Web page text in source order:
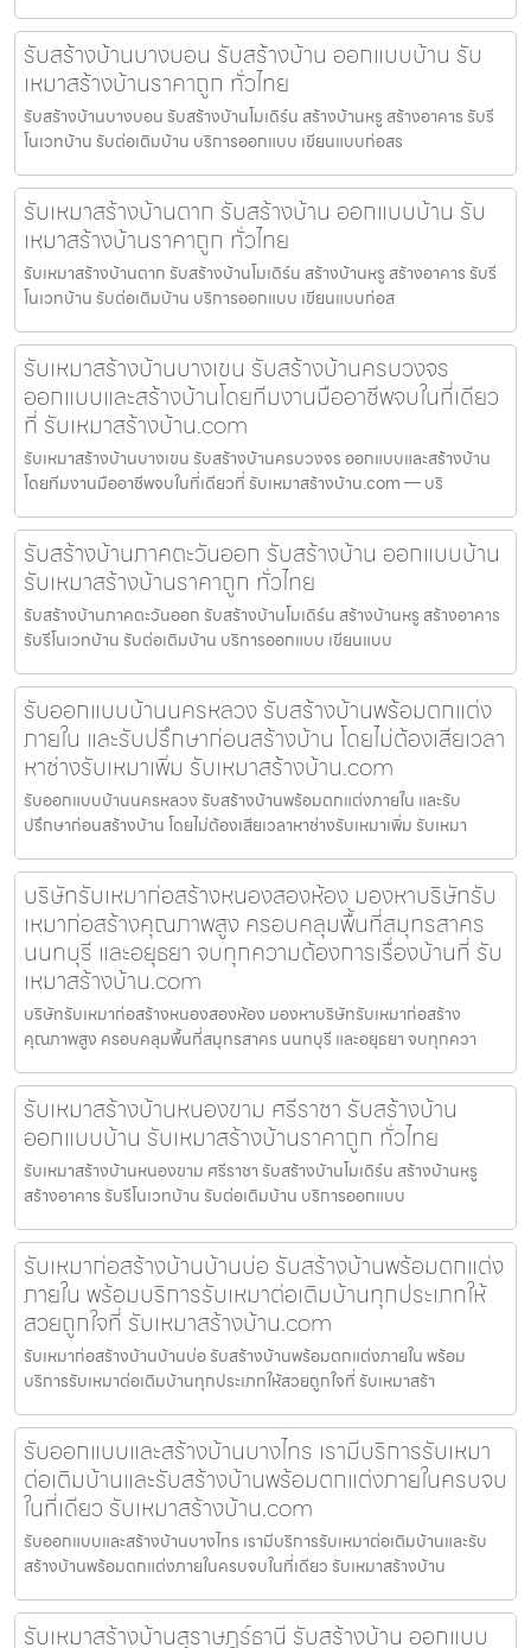
รับสร้างบ้านบางบอน รับสร้างบ้าน ออกแบบบ้าน รับ
เหมาสร้างบ้านราคาถูก ทั่วไทย
รับสร้างบ้านบางบอน รับสร้างบ้านโมเดิร์น สร้างบ้านหรู สร้างอาคาร รับรี
โนเวทบ้าน รับต่อเติมบ้าน บริการออกแบบ เขียนแบบก่อสร
รับเหมาสร้างบ้านตาก รับสร้างบ้าน ออกแบบบ้าน รับ
เหมาสร้างบ้านราคาถูก ทั่วไทย
รับเหมาสร้างบ้านตาก รับสร้างบ้านโมเดิร์น สร้างบ้านหรู สร้างอาคาร รับรี
โนเวทบ้าน รับต่อเติมบ้าน บริการออกแบบ เขียนแบบก่อส
รับเหมาสร้างบ้านบางเขน รับสร้างบ้านครบวงจร
ออกแบบและสร้างบ้านโดยทีมงานมืออาชีพจบในที่เดียว
ที่ รับเหมาสร้างบ้าน.com
รับเหมาสร้างบ้านบางเขน รับสร้างบ้านครบวงจร ออกแบบและสร้างบ้าน
โดยทีมงานมืออาชีพจบในที่เดียวที่ รับเหมาสร้างบ้าน.com — บริ
รับสร้างบ้านภาคตะวันออก รับสร้างบ้าน ออกแบบบ้าน
รับเหมาสร้างบ้านราคาถูก ทั่วไทย
รับสร้างบ้านภาคตะวันออก รับสร้างบ้านโมเดิร์น สร้างบ้านหรู สร้างอาคาร
รับรีโนเวทบ้าน รับต่อเติมบ้าน บริการออกแบบ เขียนแบบ
รับออกแบบบ้านนครหลวง รับสร้างบ้านพร้อมตกแต่ง
ภายใน และรับปรึกษาก่อนสร้างบ้าน โดยไม่ต้องเสียเวลา
หาช่างรับเหมาเพิ่ม รับเหมาสร้างบ้าน.com
รับออกแบบบ้านนครหลวง รับสร้างบ้านพร้อมตกแต่งภายใน และรับ
ปรึกษาก่อนสร้างบ้าน โดยไม่ต้องเสียเวลาหาช่างรับเหมาเพิ่ม รับเหมา
บริษัทรับเหมาก่อสร้างหนองสองห้อง มองหาบริษัทรับ
เหมาก่อสร้างคุณภาพสูง ครอบคลุมพื้นที่สมุทรสาคร
นนทบุรี และอยุธยา จบทุกความต้องการเรื่องบ้านที่ รับ
เหมาสร้างบ้าน.com
บริษัทรับเหมาก่อสร้างหนองสองห้อง มองหาบริษัทรับเหมาก่อสร้าง
คุณภาพสูง ครอบคลุมพื้นที่สมุทรสาคร นนทบุรี และอยุธยา จบทุกควา
รับเหมาสร้างบ้านหนองขาม ศรีราชา รับสร้างบ้าน
ออกแบบบ้าน รับเหมาสร้างบ้านราคาถูก ทั่วไทย
รับเหมาสร้างบ้านหนองขาม ศรีราชา รับสร้างบ้านโมเดิร์น สร้างบ้านหรู
สร้างอาคาร รับรีโนเวทบ้าน รับต่อเติมบ้าน บริการออกแบบ
รับเหมาก่อสร้างบ้านบ้านบ่อ รับสร้างบ้านพร้อมตกแต่ง
ภายใน พร้อมบริการรับเหมาต่อเติมบ้านทุกประเภทให้
สวยถูกใจที่ รับเหมาสร้างบ้าน.com
รับเหมาก่อสร้างบ้านบ้านบ่อ รับสร้างบ้านพร้อมตกแต่งภายใน พร้อม
บริการรับเหมาต่อเติมบ้านทุกประเภทให้สวยถูกใจที่ รับเหมาสร้า
รับออกแบบและสร้างบ้านบางไทร เรามีบริการรับเหมา
ต่อเติมบ้านและรับสร้างบ้านพร้อมตกแต่งภายในครบจบ
ในที่เดียว รับเหมาสร้างบ้าน.com
รับออกแบบและสร้างบ้านบางไทร เรามีบริการรับเหมาต่อเติมบ้านและรับ
สร้างบ้านพร้อมตกแต่งภายในครบจบในที่เดียว รับเหมาสร้างบ้าน
รับเหมาสร้างบ้านสุราษฎร์ธานี รับสร้างบ้าน ออกแบบ